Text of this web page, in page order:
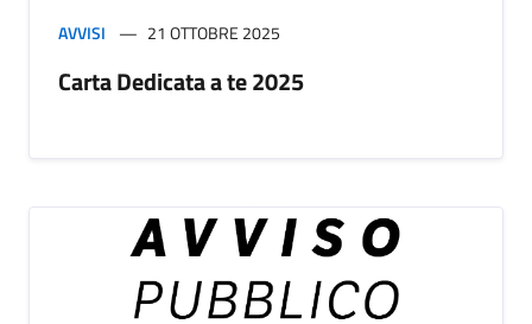
AVVISI 21 OTTOBRE 2025
Carta Dedicata a te 2025